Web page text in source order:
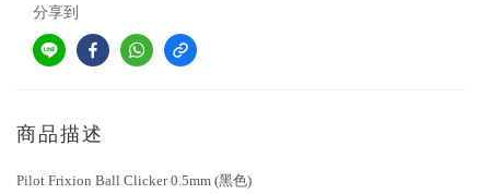
分享到
商品描述
Pilot Frixion Ball Clicker 0.5mm (黑色)